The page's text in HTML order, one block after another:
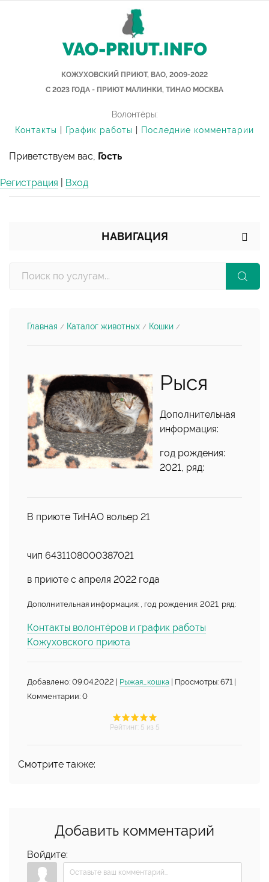
VAO-PRIUT.INFO
КОЖУХОВСКИЙ ПРИЮТ, ВАО, 2009-2022
С 2023 ГОДА - ПРИЮТ МАЛИНКИ, ТИНАО МОСКВА
Волонтёры:
Контакты
График работы Последние комментарии
Приветствуем вас, Гость
Регистрация Вход
НАВИГАЦИЯ
Главная / Каталог животных / Кошки /
Рыся
Дополнительная
информация:
год рождения:
2021, ряд:
В приюте ТиНАО вольер 21
чип 6431108000387021
в приюте с апреля 2022 года
Дополнительная информация: , год рождения: 2021, ряд:
Контакты волонтёров и график работы
Кожуховского приюта
Добавлено: 09.04.2022 | Рыжая_кошка | Просмотры: 671 |
Комментарии: 0
Рейтинг: 5 из 5
Смотрите также:
Добавить комментарий
Войдите: